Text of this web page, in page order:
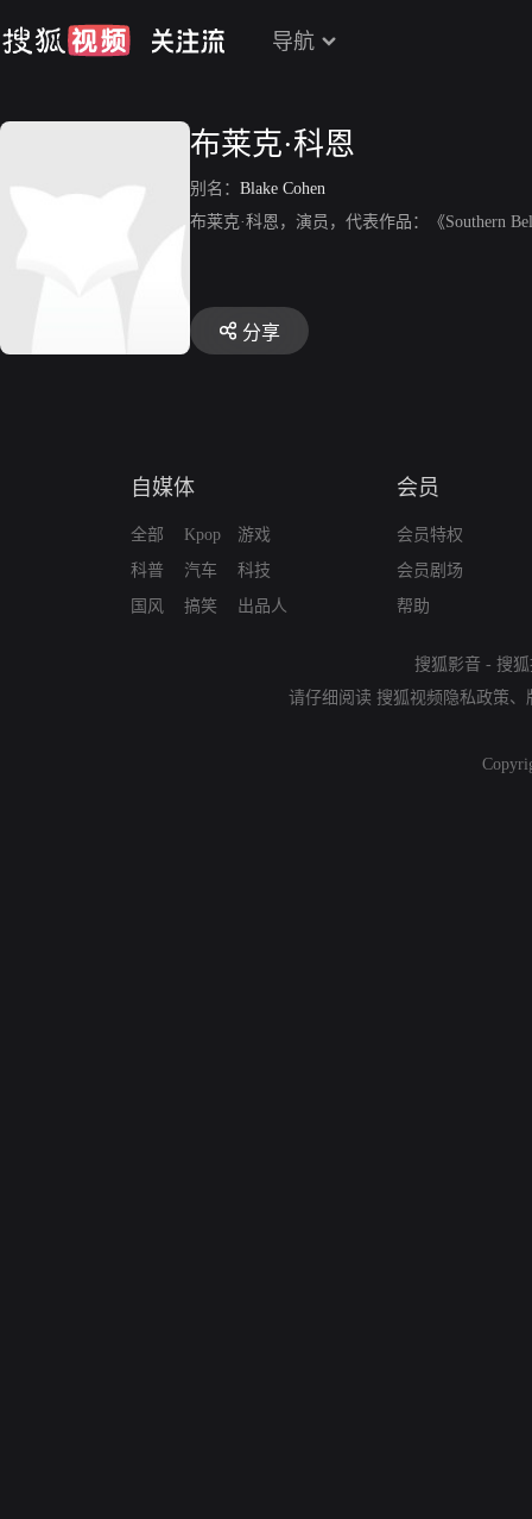
导航
布莱克·科恩
别名： Blake Cohen
布莱克·科恩，演员，代表作品：《Southern
分享
自媒体
全部
科普
国风
Kpop
汽车
搞笑
游戏
科技
出品人
会员
会员特权
会员剧场
帮助
搜狐影音 - 搜
请仔细阅读 搜狐视频隐私政策、